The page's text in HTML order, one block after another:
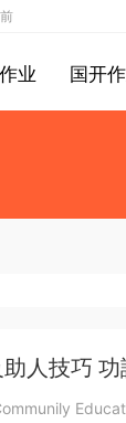
业 国开
人技巧
寫服務計劃書及報告 活動計劃提交